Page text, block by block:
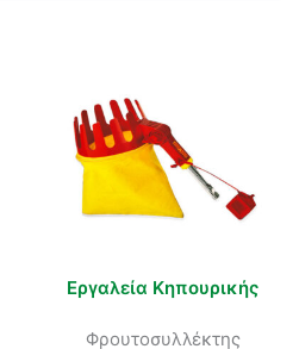
Εργαλεία Κηπουρικής
Φρουτοσυλλέκτης